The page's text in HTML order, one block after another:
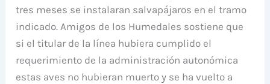
tres meses se instalaran salvapájaros en el tramo
indicado. Amigos de los Humedales sostiene que
si el titular de la línea hubiera cumplido el
requerimiento de la administración autonómica
estas aves no hubieran muerto y se ha vuelto a